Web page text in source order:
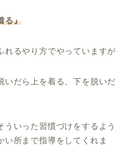
る』
れるやり方でやっていますが
いだら上を着る、下を脱いだ
ういった習慣づけをするよう
い所まで指導をしてくれま